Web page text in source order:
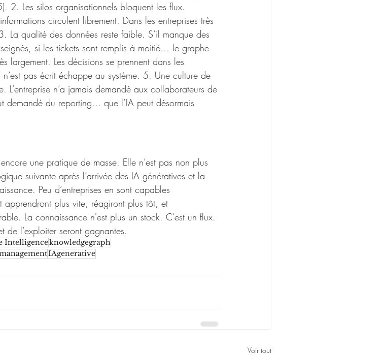
2. Les silos organisationnels bloquent les flux.
circulent librement. Dans les entreprises très
La qualité des données reste faible. S’il manque des
si les tickets sont remplis à moitié… le graphe
largement. Les décisions se prennent dans les
pas écrit échappe au système. 5. Une culture de
L’entreprise n’a jamais demandé aux collaborateurs de
demandé du reporting… que l’IA peut désormais
une pratique de masse. Elle n’est pas non plus
suivante après l’arrivée des IA génératives et la
Peu d’entreprises en sont capables
apprendront plus vite, réagiront plus tôt, et
La connaissance n'est plus un stock. C’est un flux.
de l’exploiter seront gagnantes.
Intelligenceknowledgegraph
IAgenerative
Voir tout